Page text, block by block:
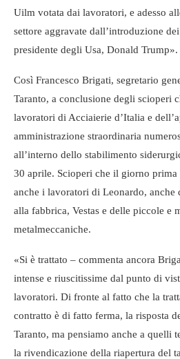
Uilm votata dai lavoratori, e adesso
settore aggravate dall’introduzione
presidente degli Usa, Donald Trump».
Così Francesco Brigati, segretario
Taranto, a conclusione degli scioperi
lavoratori di Acciaierie d’Italia e
amministrazione straordinaria
all’interno dello stabilimento
30 aprile. Scioperi che il giorno prima
anche i lavoratori di Leonardo, anche
alla fabbrica, Vestas e delle piccole e
metalmeccaniche.
«Si è trattato – commenta ancora
intense e riuscitissime dal punto di
lavoratori. Di fronte al fatto che la
contratto è di fatto ferma, la risposta
Taranto, ma pensiamo anche a quelli
la rivendicazione della riapertura del